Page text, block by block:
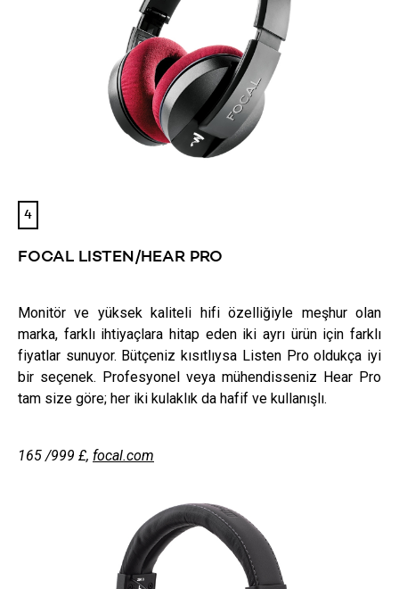
4
FOCAL LISTEN/HEAR PRO
Monitör ve yüksek kaliteli hifi özelliğiyle meşhur olan
marka, farklı ihtiyaçlara hitap eden iki ayrı ürün için farklı
fiyatlar sunuyor. Bütçeniz kısıtlıysa Listen Pro oldukça iyi
bir seçenek. Profesyonel veya mühendisseniz Hear Pro
tam size göre; her iki kulaklık da hafif ve kullanışlı.
165 /999 £, focal.com